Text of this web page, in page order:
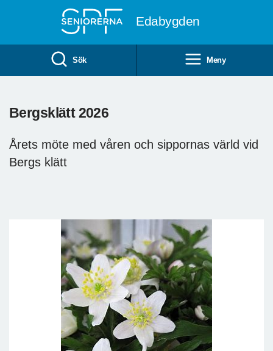
Edabygden
Sök Meny
Bergsklätt 2026
Årets möte med våren och sippornas värld vid
Bergs klätt